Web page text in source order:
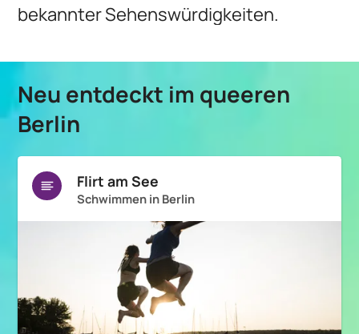
bekannter Sehenswürdigkeiten.
Neu entdeckt im queeren
Berlin
Flirt am See
Schwimmen in Berlin